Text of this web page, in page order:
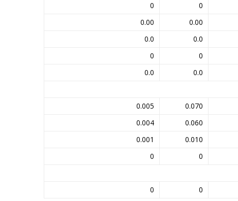
0
0
0.00
0.00
0.0
0.0
0
0
0.0
0.0
0.070
0.005
0.060
0.004
0.010
0.001
0
0
0
0